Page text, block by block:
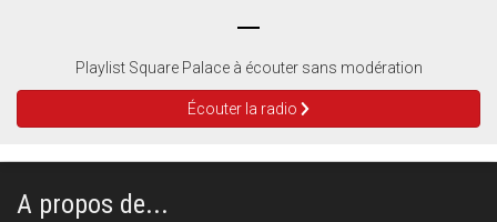
Playlist Square Palace à écouter sans modération
Écouter la radio
A propos de...